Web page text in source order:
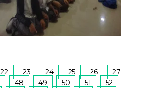
22 23 24 25 26
27
48 49 50 51
52